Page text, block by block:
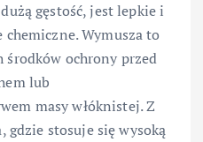
gęstość, jest lepkie i
Wymusza to
ochrony przed
lub
masy włóknistej. Z
gdzie stosuje się wysoką